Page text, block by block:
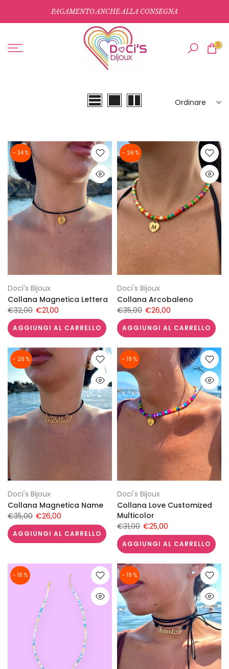
al
PAGAMENTO ANCHE ALLA CONSEGNA
0
Ordinare
- 34 %
Doci's Bijoux
Collana Magnetica Lettera
€32,00 €21,00
AGGIUNGI AL CARRELLO
- 26 %
Doci's Bijoux
Collana Arcobaleno
€35,00 €26,00
AGGIUNGI AL CARRELLO
- 26 %
Doci's Bijoux
Collana Magnetica Name
€35,00 €26,00
AGGIUNGI AL CARRELLO
- 19 %
Doci's Bijoux
Collana Love Customized
Multicolor
€31,00 €25,00
AGGIUNGI AL CARRELLO
- 16 % - 19 %